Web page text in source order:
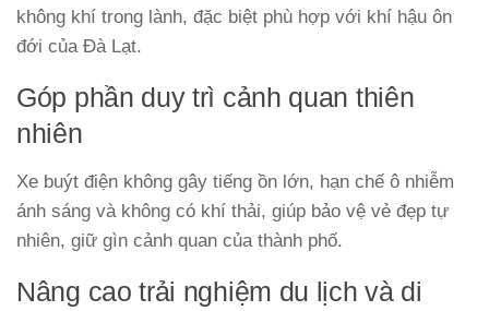
không khí trong lành, đặc biệt phù hợp với khí hậu ôn
đới của Đà Lạt.
Góp phần duy trì cảnh quan thiên
nhiên
Xe buýt điện không gây tiếng ồn lớn, hạn chế ô nhiễm
ánh sáng và không có khí thải, giúp bảo vệ vẻ đẹp tự
nhiên, giữ gìn cảnh quan của thành phố.
Nâng cao trải nghiệm du lịch và di